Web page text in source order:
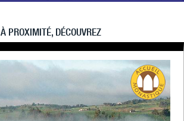
À PROXIMITÉ, DÉCOUVREZ